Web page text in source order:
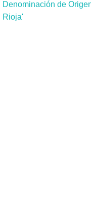
Denominación de
Rioja'